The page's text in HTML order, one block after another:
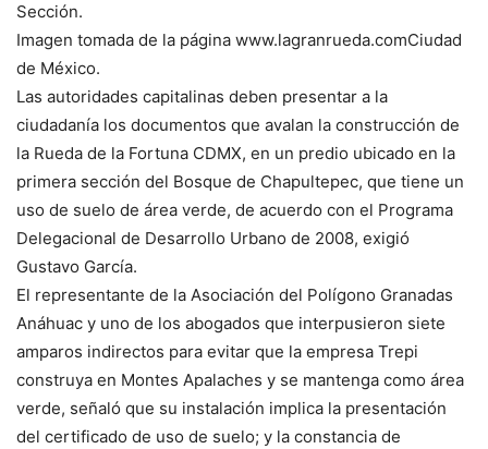
Sección.
Imagen tomada de la página www.lagranrueda.comCiudad
de México.
Las autoridades capitalinas deben presentar a la
ciudadanía los documentos que avalan la construcción de
la Rueda de la Fortuna CDMX, en un predio ubicado en la
primera sección del Bosque de Chapultepec, que tiene un
uso de suelo de área verde, de acuerdo con el Programa
Delegacional de Desarrollo Urbano de 2008, exigió
Gustavo García.
El representante de la Asociación del Polígono Granadas
Anáhuac y uno de los abogados que interpusieron siete
amparos indirectos para evitar que la empresa Trepi
construya en Montes Apalaches y se mantenga como área
verde, señaló que su instalación implica la presentación
del certificado de uso de suelo; y la constancia de